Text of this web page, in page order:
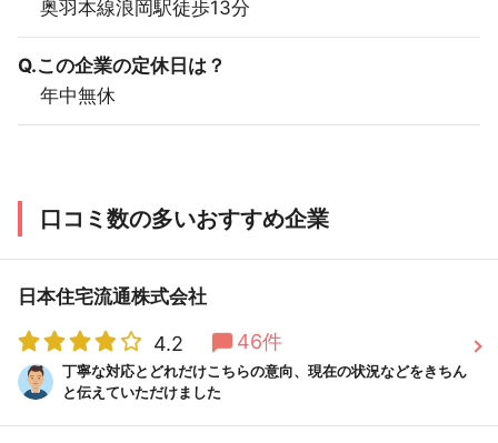
奥羽本線浪岡駅徒歩13分
Q.この企業の定休日は？
年中無休
口コミ数の多いおすすめ企業
日本住宅流通株式会社
4.2 46件
丁寧な対応とどれだけこちらの意向、現在の状況などをきちん
と伝えていただけました